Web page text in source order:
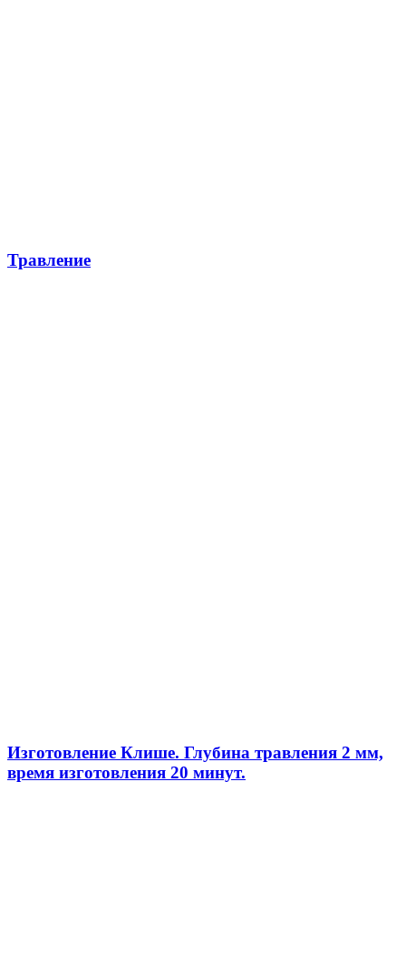
Травление
Изготовление Клише. Глубина травления 2 мм,
время изготовления 20 минут.